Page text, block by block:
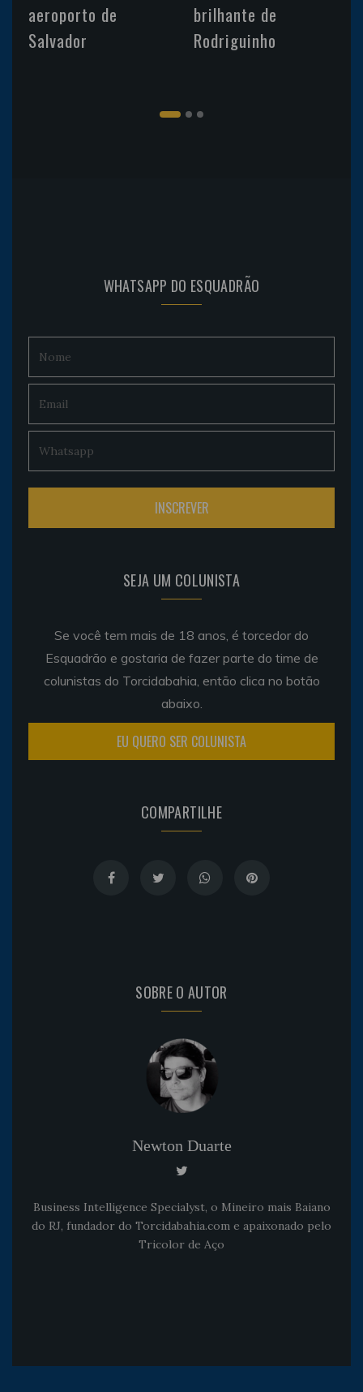
aeroporto de
Salvador
brilhante de
Rodriguinho
WHATSAPP DO ESQUADRÃO
SEJA UM COLUNISTA
Se você tem mais de 18 anos, é torcedor do
Esquadrão e gostaria de fazer parte do time de
colunistas do Torcidabahia, então clica no botão
abaixo.
EU QUERO SER COLUNISTA
COMPARTILHE
SOBRE O AUTOR
Newton Duarte
Business Intelligence Specialyst, o Mineiro mais Baiano
do RJ, fundador do Torcidabahia.com e apaixonado pelo
Tricolor de Aço